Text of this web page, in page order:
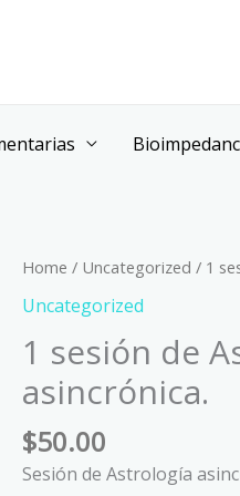
Home / Uncategorized / 1
Uncategorized
1 sesión de
asincrónica.
$50.00
Sesión de Astrología
1
de
Astrología
asincrónica.
quantity